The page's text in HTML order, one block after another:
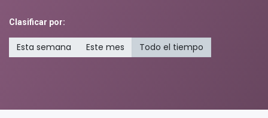
Clasificar por:
Esta semana Este mes Todo el tiempo